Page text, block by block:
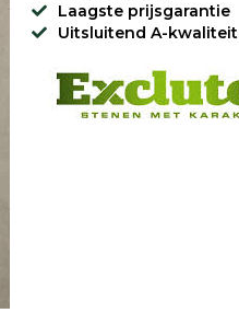
Laagste prijsgarantie
Uitsluitend A-kwaliteit